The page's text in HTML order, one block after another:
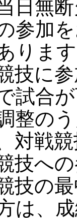
日無
参加
ります
技に
試合
整の
対戦
技へ
技の
は、